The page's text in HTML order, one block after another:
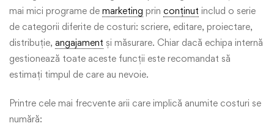
mai mici programe de marketing prin conținut includ o serie
de categorii diferite de costuri: scriere, editare, proiectare,
distribuție, angajament și măsurare. Chiar dacă echipa internă
gestionează toate aceste funcții este recomandat să
estimați timpul de care au nevoie.
Printre cele mai frecvente arii care implică anumite costuri se
numără: